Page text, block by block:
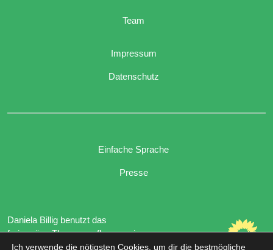
Team
Impressum
Datenschutz
Einfache Sprache
Presse
Daniela Billig benutzt das
freie grüne Themesunflower‐ ein
Angebot derverdigado eG.
Ich verwende die nötigsten Cookies, um dir die bestmögliche